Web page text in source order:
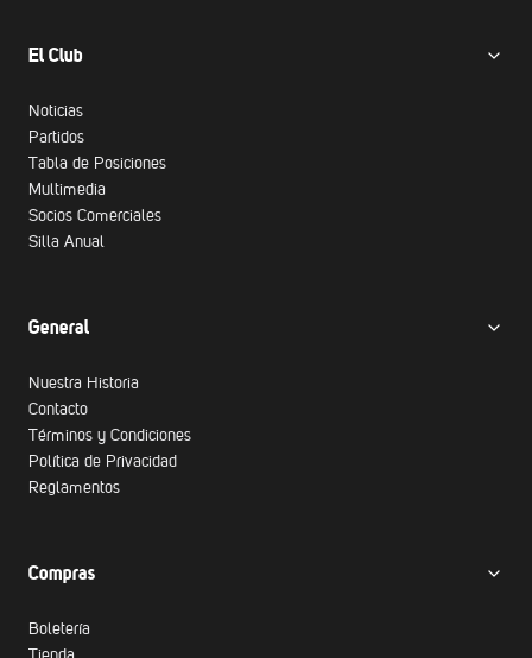
El Club
Noticias
Partidos
Tabla de Posiciones
Multimedia
Socios Comerciales
Silla Anual
General
Nuestra Historia
Contacto
Términos y Condiciones
Política de Privacidad
Reglamentos
Compras
Boletería